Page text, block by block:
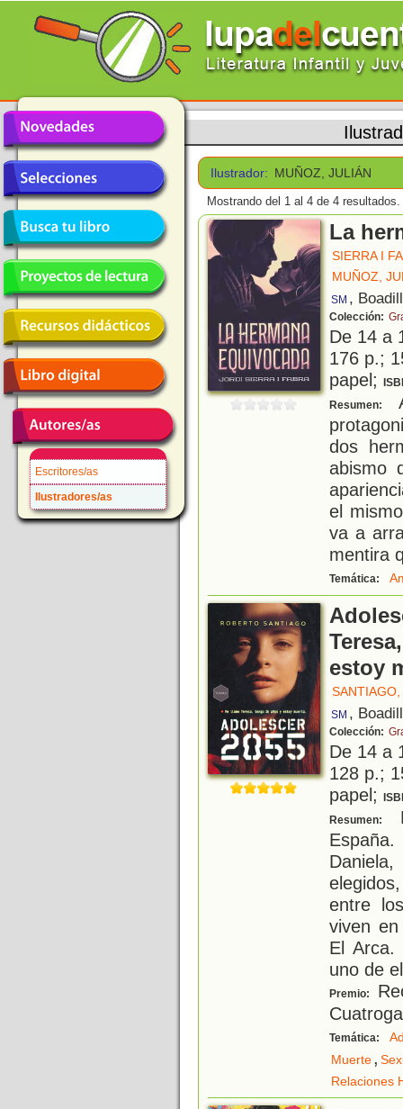
Escritores/as
Ilustradores/as
Ilustrador: MUÑOZ, JULIÁN
Mostrando del 1 al 4 de 4 resultados.
La
SIERRA I
MUÑOZ,
SM ,
Colección:
De 14 a
176 p.;
papel;
Resumen:
dos
abismo
el
va a
mentira
Temática:
estoy
SM ,
Colección:
De 14 a
128 p.;
papel;
Resumen:
entre
viven
El Arca.
uno de
Premio:
Temática:
Muerte,
Relaciones